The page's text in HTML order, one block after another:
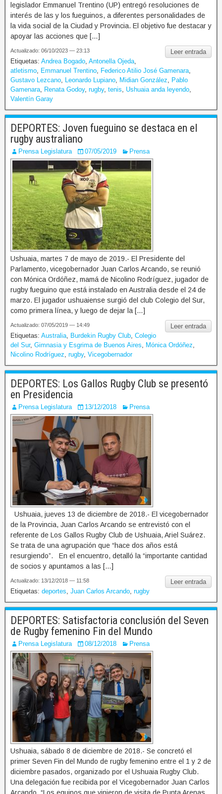
legislador Emmanuel Trentino (UP) entregó resoluciones de
interés de las y los fueguinos, a diferentes personalidades de
la vida social de la Ciudad y Provincia. El objetivo fue destacar y
apoyar las acciones que […]
Leer entrada
Actualizado: 06/10/2023 — 23:13
Etiquetas: Andrea Bogado Antonella Ojeda
atletismo
Emmanuel Trentino Federico Atilio José Gamenara
Gustavo Lezcano
Leonardo Lupiano Midian González
Pablo
Gamenara
Renata Godoy, rugby, tenis Ushuaia anda leyendo
Valentín Garay
DEPORTES: Joven fueguino se destaca en el
rugby australiano
Prensa Legislatura 07/05/2019 Prensa
Ushuaia, martes 7 de mayo de 2019.- El Presidente del
Parlamento, vicegobernador Juan Carlos Arcando, se reunió
con Mónica Ordóñez, mamá de Nicolino Rodríguez, jugador de
rugby fueguino que está instalado en Australia desde el 24 de
marzo. El jugador ushuaiense surgió del club Colegio del Sur,
como primera línea, y luego de dejar la […]
Leer entrada
Actualizado: 07/05/2019 — 14:49
Etiquetas: Australia Burdekin Rugby Club Colegio
del Sur, Gimnasia y Esgrima de Buenos Aires Mónica Ordóñez
Nicolino Rodríguez rugby, Vicegobernador
DEPORTES: Los Gallos Rugby Club se presentó
en Presidencia
Prensa Legislatura 13/12/2018 Prensa
Ushuaia, jueves 13 de diciembre de 2018.- El vicegobernador
de la Provincia, Juan Carlos Arcando se entrevistó con el
referente de Los Gallos Rugby Club de Ushuaia, Ariel Suárez.
Se trata de una agrupación que “hace dos años está
resurgiendo”. En el encuentro, detalló la “importante cantidad
de socios y apuntamos a las […]
Leer entrada
Actualizado: 13/12/2018 — 11:58
Etiquetas: deportes Juan Carlos Arcando rugby
DEPORTES: Satisfactoria conclusión del Seven
de Rugby femenino Fin del Mundo
Prensa Legislatura 08/12/2018 Prensa
Ushuaia, sábado 8 de diciembre de 2018.- Se concretó el
primer Seven Fin del Mundo de rugby femenino entre el 1 y 2 de
diciembre pasados, organizado por el Ushuaia Rugby Club.
Una delegación fue recibida por el Vicegobernador Juan Carlos